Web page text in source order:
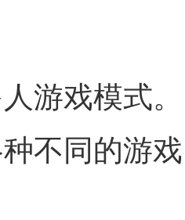
游戏模式。
不同的游